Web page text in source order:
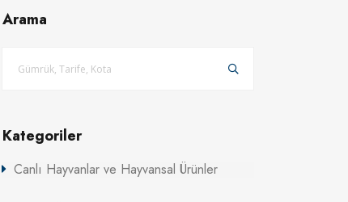
Arama
Kategoriler
Canlı Hayvanlar ve Hayvansal Ürünler